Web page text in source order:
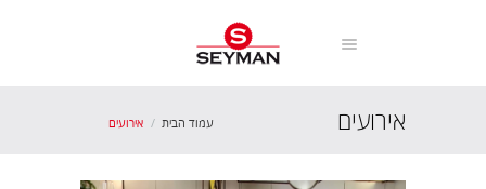
אירועים עמוד הבית אירועים